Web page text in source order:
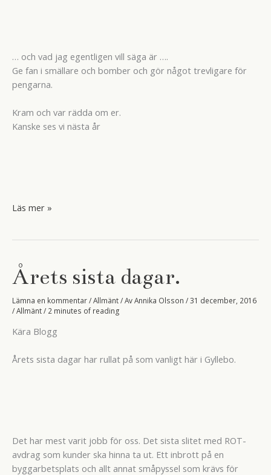
… och vad jag egentligen vill säga är ….
Ge fan i smällare och bomber och gör något trevligare för
pengarna.
Kram och var rädda om er.
Kanske ses vi nästa år
Gott
Läs mer »
Årets sista dagar.
Lämna en kommentar/Allmänt/ AvAnnika Olsson /31 december, 2016
/Allmänt/ 2 minutes of reading
Kära Blogg
Årets sista dagar har rullat på som vanligt här i Gyllebo.
Det har mest varit jobb för oss. Det sista slitet med ROT-
avdrag som kunder ska hinna ta ut. Ett inbrott på en
byggarbetsplats och allt annat småpyssel som krävs för